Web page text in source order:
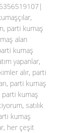
parti kumaş
alan
kumaş
yapanlar,
alır, parti
parti kumaş
parti kumaş
satılık
kumaş
her çeşit